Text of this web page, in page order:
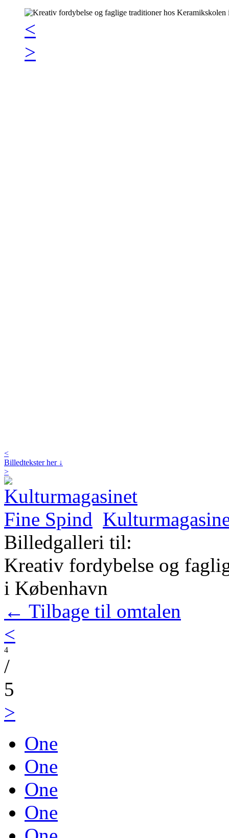
<
>
<
Billedtekster her ↓
>
Billedgalleri til:
Kreativ fordybelse og
i København
← Tilbage til omtalen
<
4
/
5
>
One
One
One
One